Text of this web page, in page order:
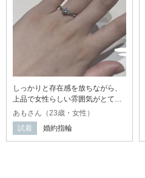
しっかりと存在感を放ちながら、
上品で女性らしい雰囲気がとても
素敵な婚約指輪だと感じました。
他には中々見ないデザインで個性
的でわたし的にどタイプです。目
に止まりお洒落感があり、魅力的
あもさん（23歳・女性）
試着
婚約指輪